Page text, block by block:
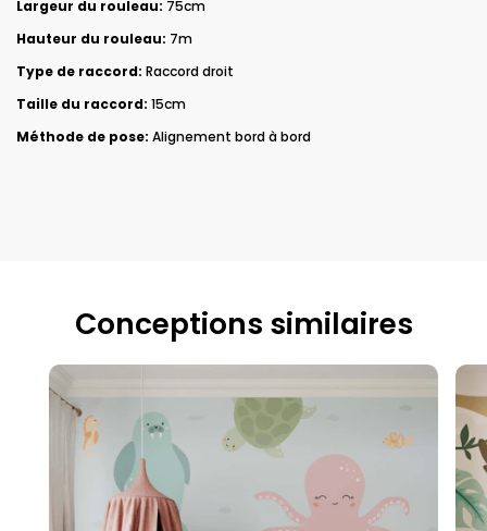
Largeur du rouleau: 75cm
Hauteur du rouleau: 7m
Type de raccord: Raccord droit
Taille du raccord: 15cm
Méthode de pose: Alignement bord à bord
Conceptions similaires